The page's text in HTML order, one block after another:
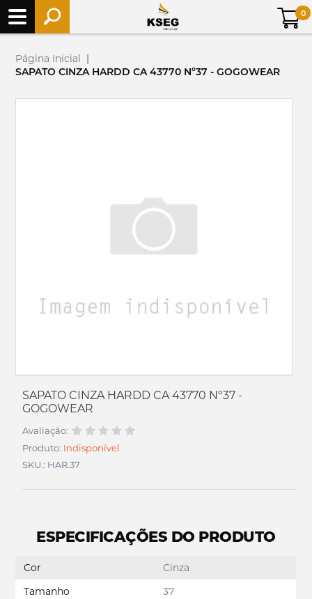
0
Página Inicial |
SAPATO CINZA HARDD CA 43770 Nº37 - GOGOWEAR
SAPATO CINZA HARDD CA 43770 Nº37 -
GOGOWEAR
Avaliação:
Produto: Indisponível
SKU.: HAR.37
ESPECIFICAÇÕES DO PRODUTO
Cor
Cinza
Tamanho
37